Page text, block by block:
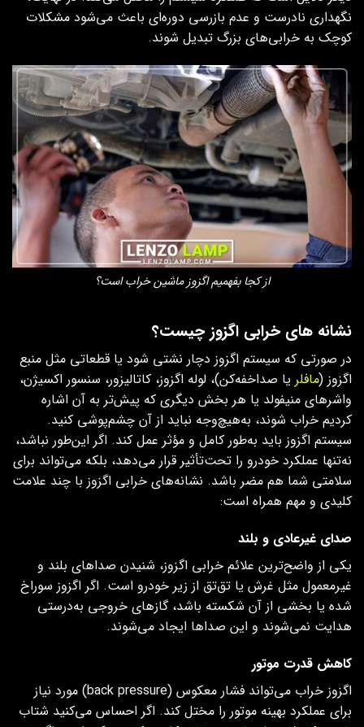
نگهداری نادرست و عدم بازرسی دوره‌ای باعث می‌شود مشکلات
کوچک به خرابی‌های بزرگ تبدیل شوند.
از کجا بفهمیم اگزوز ماشین خراب است؟
نشانه‌ های خرابی اگزوز چیست؟
در صورتی که سیستم اگزوز دچار نشتی شود یا قطعاتی مثل منبع
اگزوز (مافلر یا صداخفه‌کن)، لوله اگزوز، کاتالیزور، سنسور اکسیژن،
واشرهای منیفولد یا هر بخش دیگری که پیش‌تر به آن اشاره
کردیم خراب شوند، به‌هیچ‌وجه نباید از آن چشم‌پوشی کنید.
سیستم اگزوز باید به‌طور کامل و مؤثر عمل کند. اگر این‌طور نباشد،
نه‌تنها عملکرد خودرو را تحت‌تأثیر قرار می‌دهد، بلکه می‌تواند برای
سلامتی شما هم مضر باشد. نشانه‌های خرابی اگزوز با چند علامت
کلیدی و مهم همراه است:
صدای غیرعادی و بلند
یکی از واضح‌ترین علائم خرابی اگزوز، شنیدن صداهای بلند و
غیرمعمول مثل غرش یا تق‌تق از زیر خودرو است. اگر اگزوز سوراخ
شده یا بخشی از آن شکسته باشد، گازهای خروجی به‌درستی
هدایت نمی‌شوند و این صداها ایجاد می‌شوند.
کاهش قدرت موتور
اگزوز خراب می‌تواند فشار معکوس (back pressure) مورد نیاز
برای عملکرد بهینه موتور را مختل کند. اگر احساس می‌کنید شتاب